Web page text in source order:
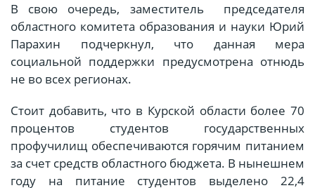
В свою очередь, заместитель председателя
областного комитета образования и науки Юрий
Парахин подчеркнул, что данная мера
социальной поддержки предусмотрена отнюдь
не во всех регионах.
Стоит добавить, что в Курской области более 70
процентов студентов государственных
профучилищ обеспечиваются горячим питанием
за счет средств областного бюджета. В нынешнем
году на питание студентов выделено 22,4